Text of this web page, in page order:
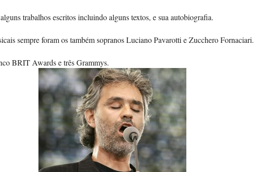
trabalhos escritos incluindo alguns textos, e sua autobiografia.
sempre foram os também sopranos Luciano Pavarotti e Zucchero Fornaciari.
BRIT Awards e três Grammys.